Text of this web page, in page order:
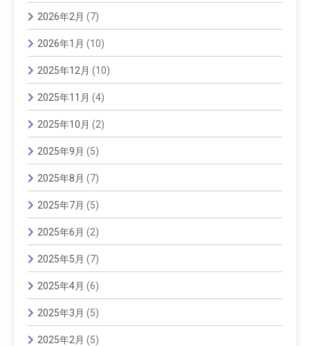
2026年2月 (7)
2026年1月 (10)
2025年12月 (10)
2025年11月 (4)
2025年10月 (2)
2025年9月 (5)
2025年8月 (7)
2025年7月 (5)
2025年6月 (2)
2025年5月 (7)
2025年4月 (6)
2025年3月 (5)
2025年2月 (5)